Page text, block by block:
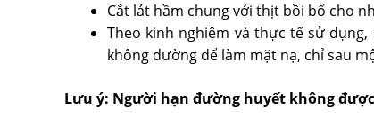
Cắt lát hầm chung với thịt bồi bổ cho
Theo kinh nghiệm và thực tế sử
không đường để làm mặt nạ, chỉ sau
Lưu ý: Người hạn đường huyết không